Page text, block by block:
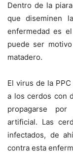
Dentro de la
que diseminen
enfermedad es
puede ser
matadero.
El virus de la
a los cerdos con
propagarse
artificial. Las
infectados, de
contra esta